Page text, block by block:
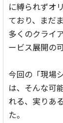
に縛られずオ
ており、まだ
多くのクライ
ービス展開の
今回の「現場
は、そんな可
れる、実りあ
た。